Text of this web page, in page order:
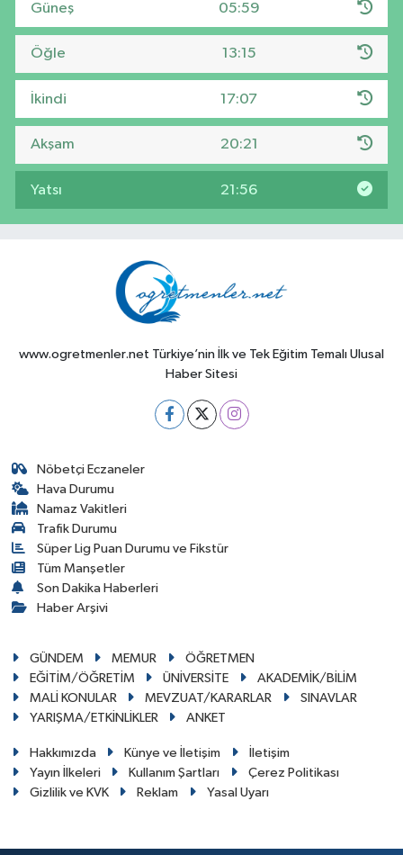
Güneş 05:59
Öğle 13:15
İkindi 17:07
Akşam 20:21
Yatsı 21:56
www.ogretmenler.net Türkiye’nin İlk ve Tek Eğitim Temalı Ulusal
Haber Sitesi
Nöbetçi Eczaneler
Hava Durumu
Namaz Vakitleri
Trafik Durumu
Süper Lig Puan Durumu ve Fikstür
Tüm Manşetler
Son Dakika Haberleri
Haber Arşivi
GÜNDEM MEMUR
ÖĞRETMEN
EĞİTİM/ÖĞRETİM
ÜNİVERSİTE
AKADEMİK/BİLİM
MALİ KONULAR
MEVZUAT/KARARLAR
SINAVLAR
YARIŞMA/ETKİNLİKLER
ANKET
Hakkımızda Künye ve İletişim
İletişim
Yayın İlkeleri
Kullanım Şartları
Çerez Politikası
Gizlilik ve KVK
Reklam Yasal Uyarı